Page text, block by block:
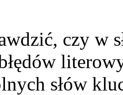
czy w
słów